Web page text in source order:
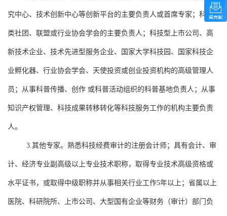
究中心、技术创新中心等创新平台的主要负责人或首席专家；科技
类社团、联盟或行业协会学会的主要负责人；科技型上市公司、高
新技术企业、技术先进型服务企业、国家大学科技园、国家科技企
业孵化器、行业协会学会、天使投资或创业投资机构的高级管理人
员；从事科普传播、创作 或科普活动组织的科普基地负责人；从事
知识产权管理、科技成果转移转化等科技服务工作的机构主要负责
人。
3.其他专家。熟悉科技经费审计的注册会计师；具有会计、审
计、经济专业副高级以上专业技术职称，取得专业技术高级资格或
水平证书，或取得中级职称并从事相关行业工作5年以上；省属以上
医院、科研院所、上市公司、大型国有企业等财务（审计）部门负